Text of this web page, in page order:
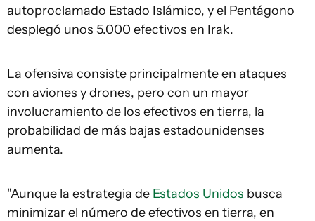
autoproclamado Estado Islámico, y el Pentágono
desplegó unos 5.000 efectivos en Irak.
La ofensiva consiste principalmente en ataques
con aviones y drones, pero con un mayor
involucramiento de los efectivos en tierra, la
probabilidad de más bajas estadounidenses
aumenta.
"Aunque la estrategia de Estados Unidos busca
minimizar el número de efectivos en tierra, en